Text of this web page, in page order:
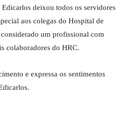
deixou todos os servidores
aos colegas do Hospital de
um profissional com
colaboradores do HRC.
e expressa os sentimentos